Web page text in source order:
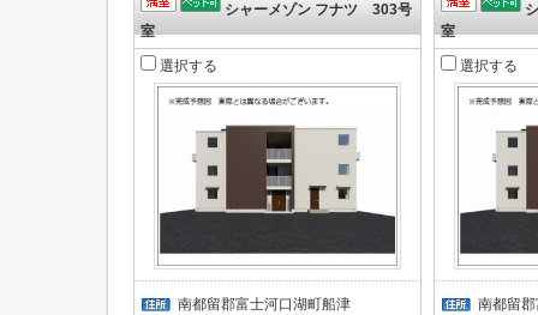
シャーメゾン フナツ 303号
室
選択する
南都留郡富士河口湖町船津
室
選択する
南都留